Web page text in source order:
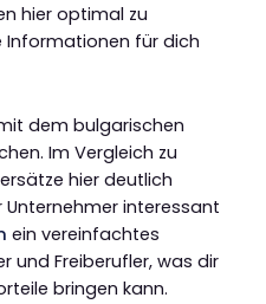
hier optimal zu
Informationen für dich
dem bulgarischen
Im Vergleich zu
hier deutlich
interessant
ein vereinfachtes
und Freiberufler, was dir
bringen kann.